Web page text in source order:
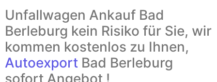
Unfallwagen Ankauf Bad
Berleburg kein Risiko für Sie, wir
kommen kostenlos zu Ihnen,
Autoexport Bad Berleburg
sofort Angebot !